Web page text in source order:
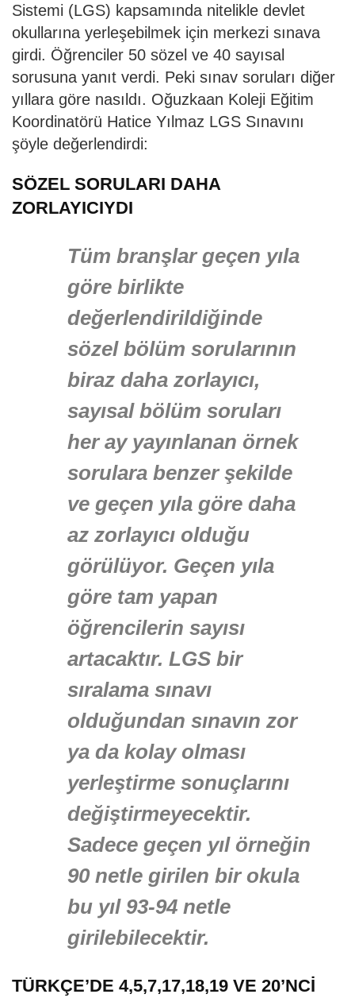
Sistemi (LGS) kapsamında nitelikle devlet
okullarına yerleşebilmek için merkezi sınava
girdi. Öğrenciler 50 sözel ve 40 sayısal
sorusuna yanıt verdi. Peki sınav soruları diğer
yıllara göre nasıldı. Oğuzkaan Koleji Eğitim
Koordinatörü Hatice Yılmaz LGS Sınavını
şöyle değerlendirdi:
SÖZEL SORULARI DAHA
ZORLAYICIYDI
Tüm branşlar geçen yıla
göre birlikte
değerlendirildiğinde
sözel bölüm sorularının
biraz daha zorlayıcı,
sayısal bölüm soruları
her ay yayınlanan örnek
sorulara benzer şekilde
ve geçen yıla göre daha
az zorlayıcı olduğu
görülüyor. Geçen yıla
göre tam yapan
öğrencilerin sayısı
artacaktır. LGS bir
sıralama sınavı
olduğundan sınavın zor
ya da kolay olması
yerleştirme sonuçlarını
değiştirmeyecektir.
Sadece geçen yıl örneğin
90 netle girilen bir okula
bu yıl 93-94 netle
girilebilecektir.
TÜRKÇE’DE 4,5,7,17,18,19 VE 20’NCİ